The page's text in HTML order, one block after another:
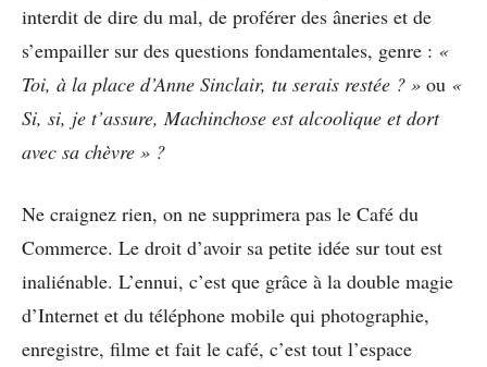
interdit de dire du mal, de proférer des âneries et de
s’empailler sur des questions fondamentales, genre : «
Toi, à la place d’Anne Sinclair, tu serais restée ? » ou «
Si, si, je t’assure, Machinchose est alcoolique et dort
avec sa chèvre » ?
Ne craignez rien, on ne supprimera pas le Café du
Commerce. Le droit d’avoir sa petite idée sur tout est
inaliénable. L’ennui, c’est que grâce à la double magie
d’Internet et du téléphone mobile qui photographie,
enregistre, filme et fait le café, c’est tout l’espace